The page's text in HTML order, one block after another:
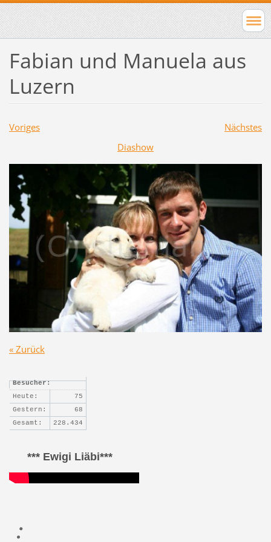
Fabian und Manuela aus
Luzern
Voriges
Nächstes
Diashow
« Zurück
Besucher:
Heute:
75
Gestern:
68
Gesamt:
228.434
*** Ewigi Liäbi***